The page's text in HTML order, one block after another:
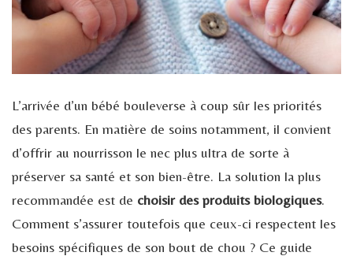
L’arrivée d’un bébé bouleverse à coup sûr les priorités
des parents. En matière de soins notamment, il convient
d’offrir au nourrisson le nec plus ultra de sorte à
préserver sa santé et son bien-être. La solution la plus
recommandée est de choisir des produits biologiques.
Comment s’assurer toutefois que ceux-ci respectent les
besoins spécifiques de son bout de chou ? Ce guide